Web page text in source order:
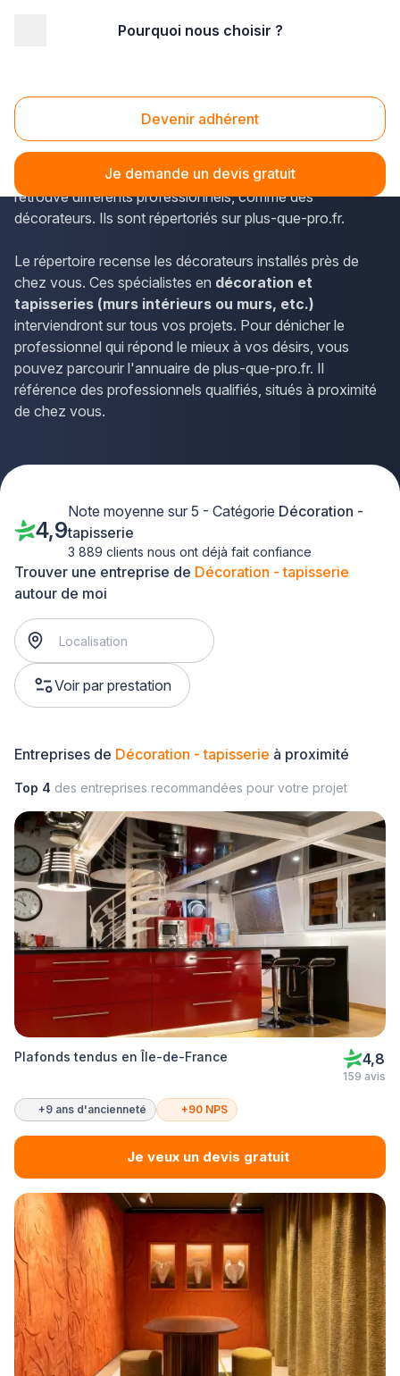
Pourquoi nous choisir ?
Devenir adhérent
Je demande un devis gratuit
Décoration - tapisserie Dammarie-les-Lys
(77190)
À Dammarie-les-Lys (Seine-et-Marne, Île-de-France), on
retrouve différents professionnels, comme des
décorateurs. Ils sont répertoriés sur plus-que-pro.fr.
Le répertoire recense les décorateurs installés près de
chez vous. Ces spécialistes en décoration et
tapisseries (murs intérieurs ou murs, etc.)
interviendront sur tous vos projets. Pour dénicher le
professionnel qui répond le mieux à vos désirs, vous
pouvez parcourir l'annuaire de plus-que-pro.fr. Il
référence des professionnels qualifiés, situés à proximité
de chez vous.
Trouver une entreprise de Décoration - tapisserie
autour de moi
Voir par prestation
4,9
Note moyenne sur 5 - Catégorie Décoration -
tapisserie
3 889 clients nous ont déjà fait confiance
Entreprises de Décoration - tapisserie à proximité
Top 4 des entreprises recommandées pour votre projet
Plafonds tendus en Île-de-France 4,8
159 avis
+9 ans d'ancienneté +90 NPS
Je veux un devis gratuit